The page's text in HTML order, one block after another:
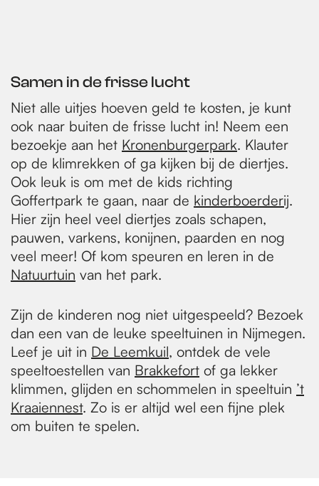
Samen in de frisse lucht
Niet alle uitjes hoeven geld te kosten, je kunt
ook naar buiten de frisse lucht in! Neem een
bezoekje aan het Kronenburgerpark. Klauter
op de klimrekken of ga kijken bij de diertjes.
Ook leuk is om met de kids richting
Goffertpark te gaan, naar de kinderboerderij.
Hier zijn heel veel diertjes zoals schapen,
pauwen, varkens, konijnen, paarden en nog
veel meer! Of kom speuren en leren in de
Natuurtuin van het park.
Zijn de kinderen nog niet uitgespeeld? Bezoek
dan een van de leuke speeltuinen in Nijmegen.
Leef je uit in De Leemkuil, ontdek de vele
speeltoestellen van Brakkefort of ga lekker
klimmen, glijden en schommelen in speeltuin ’t
Kraaiennest. Zo is er altijd wel een fijne plek
om buiten te spelen.